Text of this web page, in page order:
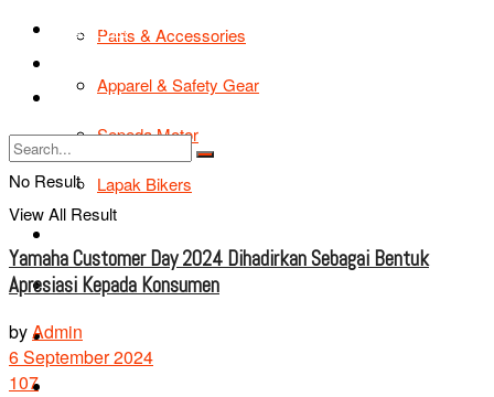
Parts & Accessories
Apparel & Safety Gear
Sepeda Motor
Lapak Bikers
Road Safety
TIPS & TRIK
TIPS & TRIK
Tentang Kami
No Result
View All Result
Yamaha Customer Day 2024 Dihadirkan Sebagai Bentuk
Apresiasi Kepada Konsumen
byAdmin
6 September 2024
107